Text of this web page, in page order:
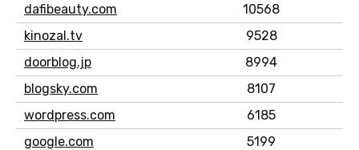
dafibeauty.com
10568
kinozal.tv
9528
doorblog.jp
8994
blogsky.com
8107
wordpress.com
6185
google.com
5199